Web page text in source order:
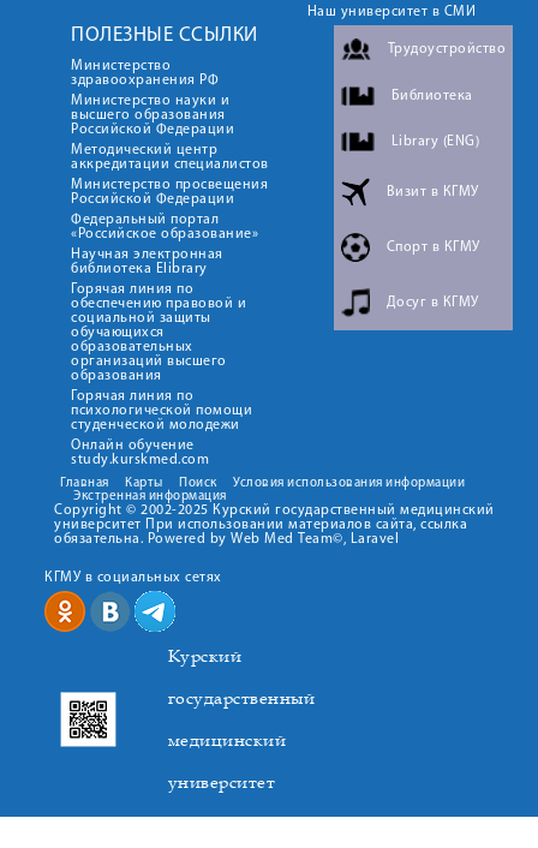
Наш университет в СМИ
ПОЛЕЗНЫЕ ССЫЛКИ
Министерство
здравоохранения РФ
Министерство науки и
высшего образования
Российской Федерации
Методический центр
аккредитации специалистов
Министерство просвещения
Российской Федерации
Федеральный портал
«Российское образование»
Научная электронная
библиотека Elibrary
Горячая линия по
обеспечению правовой и
социальной защиты
обучающихся
образовательных
организаций высшего
образования
Горячая линия по
психологической помощи
студенческой молодежи
Онлайн обучение
study.kurskmed.com
Трудоустройство
Библиотека
Library (ENG)
Визит в КГМУ
Спорт в КГМУ
Досуг в КГМУ
Главная Карты Поиск
Условия использования информации
Экстренная информация
Copyright © 2002-2025 Курский государственный медицинский
университет При использовании материалов сайта, ссылка
обязательна. Powered by Web Med Team©, Laravel
КГМУ в социальных сетях
Курский
государственный
медицинский
университет